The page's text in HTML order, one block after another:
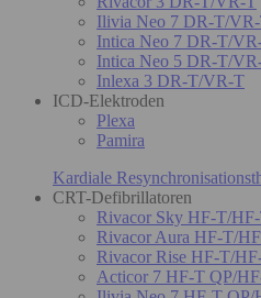
Ilivia Neo 7 DR-T/
Intica Neo 7 DR-T/
Intica Neo 5 DR-T/
Inlexa 3 DR-T/VR-T
ICD-Elektroden
Plexa
Pamira
Kardiale
CRT-Defibrillatoren
Rivacor Sky HF-T/
Rivacor Aura HF-T/
Rivacor Rise HF-T/
Acticor 7 HF-T QP/